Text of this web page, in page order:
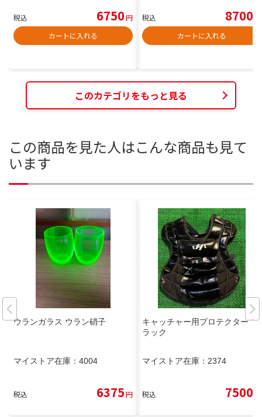
税込 6750円
カートに入れる
税込 8700
カートに入れる
このカテゴリをもっと見る
この商品を見た人はこんな商品も見て
います
ウランガラス ウラン硝子
マイストア在庫： 4004
税込 6375円
キャッチャー用プロテクター ブ
ラック
マイストア在庫： 2374
税込 7500